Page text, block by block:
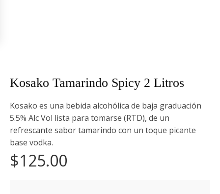
Kosako Tamarindo Spicy 2 Litros
Kosako es una bebida alcohólica de baja graduación
5.5% Alc Vol lista para tomarse (RTD), de un
refrescante sabor tamarindo con un toque picante
base vodka.
$125.00